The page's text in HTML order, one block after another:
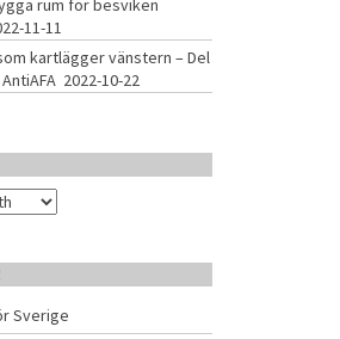
rum för besviken
11-11
kartlägger vänstern – Del
2022-10-22
Sverige